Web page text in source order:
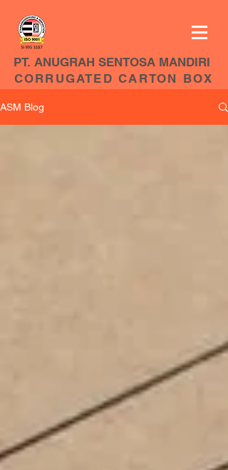
PT. ANUGRAH SENTOSA MANDIRI
CORRUGATED CARTON BOX
ASM Blog